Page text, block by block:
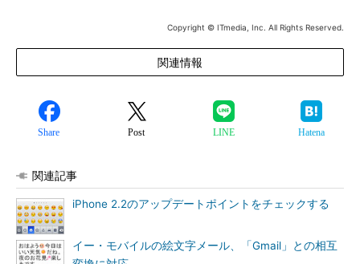
Copyright © ITmedia, Inc. All Rights Reserved.
関連情報
Share Post LINE Hatena
関連記事
iPhone 2.2のアップデートポイントをチェックする
イー・モバイルの絵文字メール、「Gmail」との相互